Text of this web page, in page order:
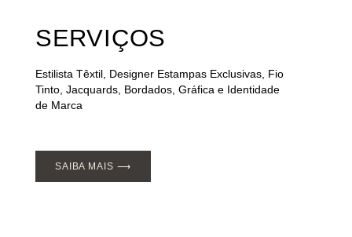
SERVIÇOS
Estilista Têxtil, Designer Estampas Exclusivas, Fio
Tinto, Jacquards, Bordados, Gráfica e Identidade
de Marca
SAIBA MAIS ⟶